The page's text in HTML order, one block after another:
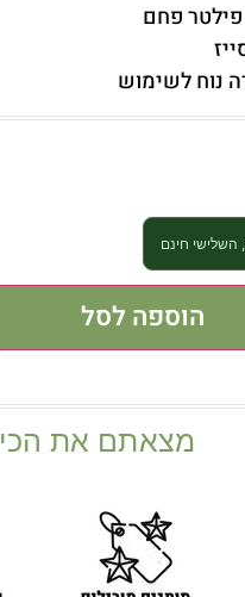
פילטר פחם
נוח לשימוש
הוספה לסל
מצאתם את